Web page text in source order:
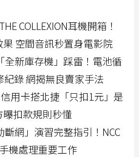
COLLEXION耳機開箱！
空間音訊秒置身電影院
全新庫存機」踩雷！電池循
錄 網揭無良賣家手法
用卡搭北捷「只扣1元」是
扣款規則秒懂
網」演習完整指引！NCC
機處理重要工作